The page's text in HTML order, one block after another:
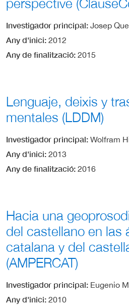
Investigador principal Josep
Any d'inici 2012
Any de finalització 2015
Lenguaje, deixis y
mentales (LDDM)
Investigador principal Wolfram
Any d'inici 2013
Any de finalització 2016
Hacia una
del castellano en las
catalana y del
(AMPERCAT)
Investigador principal Eugenio
Any d'inici 2010